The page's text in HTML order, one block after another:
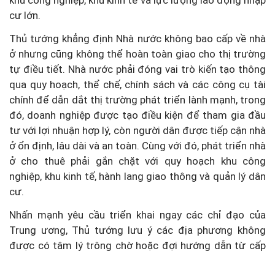
cư lớn.
Thủ tướng khẳng định Nhà nước không bao cấp về nhà
ở nhưng cũng không thể hoàn toàn giao cho thị trường
tự điều tiết. Nhà nước phải đóng vai trò kiến tạo thông
qua quy hoạch, thể chế, chính sách và các công cụ tài
chính để dẫn dắt thị trường phát triển lành mạnh, trong
đó, doanh nghiệp được tạo điều kiện để tham gia đầu
tư với lợi nhuận hợp lý, còn người dân được tiếp cận nhà
ở ổn định, lâu dài và an toàn. Cùng với đó, phát triển nhà
ở cho thuê phải gắn chặt với quy hoạch khu công
nghiệp, khu kinh tế, hành lang giao thông và quản lý dân
cư.
Nhấn mạnh yêu cầu triển khai ngay các chỉ đạo của
Trung ương, Thủ tướng lưu ý các địa phương không
được có tâm lý trông chờ hoặc đợi hướng dẫn từ cấp